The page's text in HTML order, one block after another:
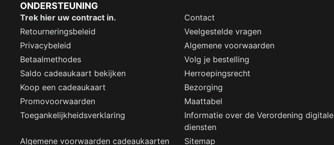
ONDERSTEUNING
Trek hier uw contract in.
Contact
Retourneringsbeleid
Veelgestelde vragen
Privacybeleid
Algemene voorwaarden
Betaalmethodes
Volg je bestelling
Saldo cadeaukaart bekijken
Herroepingsrecht
Koop een cadeaukaart
Bezorging
Promovoorwaarden
Maattabel
Toegankelijkheidsverklaring
Informatie over de Verordening digitale
diensten
Algemene voorwaarden cadeaukaarten
Sitemap